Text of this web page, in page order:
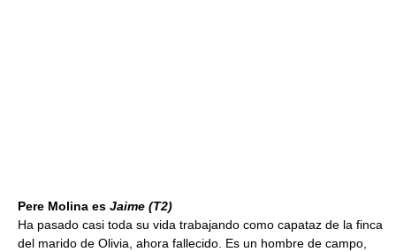
Pere Molina es Jaime (T2)
Ha pasado casi toda su vida trabajando como capataz de la finca
del marido de Olivia, ahora fallecido. Es un hombre de campo,